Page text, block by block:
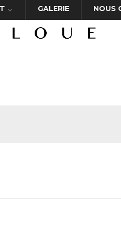
GALERIE NOUS